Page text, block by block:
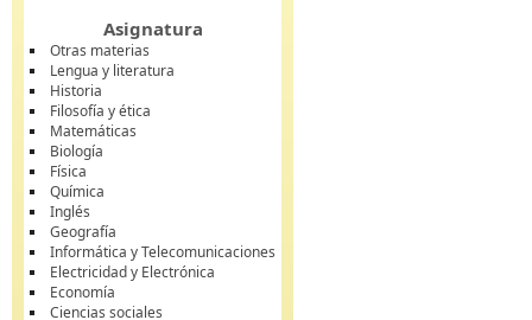
Asignatura
Otras materias
Lengua y literatura
Historia
Filosofía y ética
Matemáticas
Biología
Física
Química
Inglés
Geografía
Informática y Telecomunicaciones
Electricidad y Electrónica
Economía
Ciencias sociales